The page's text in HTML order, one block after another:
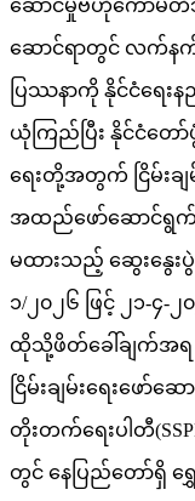
မထားသည့် ဆွေးနွေး
၁/၂၀၂၆ ဖြင့် ၂၁-၄
ထိုသို့ဖိတ်ခေါ်ချက်အရ
ငြိမ်းချမ်းရေးဖော်
တိုးတက်ရေးပါတီ
တွင် နေပြည်တော်
Read More
မူလစာမျက်နှာ
နိုင်ငံတော်သမ္မတ
မြန်မာအဆင့်မြင့်